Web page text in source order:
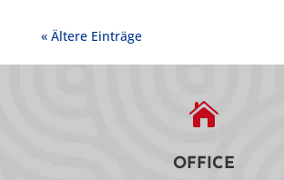
« Ältere Einträge

OFFICE